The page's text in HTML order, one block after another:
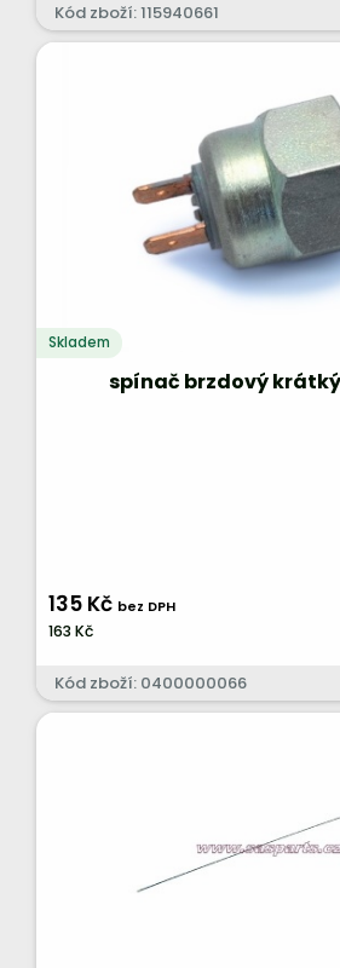
Kód zboží: 115940661
Skladem
spínač brzdový
135 Kč bez DPH
163 Kč
Kód zboží: 0400000066